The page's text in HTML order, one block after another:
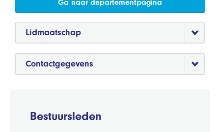
Ga naar departementpagina
Lidmaatschap
Contactgegevens
Bestuursleden